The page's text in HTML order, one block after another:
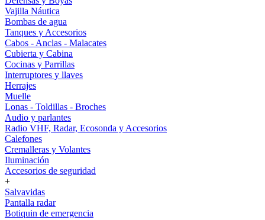
Vajilla Náutica
Bombas de agua
Tanques y Accesorios
Cabos - Anclas - Malacates
Cubierta y Cabina
Cocinas y Parrillas
Interruptores y llaves
Herrajes
Muelle
Lonas - Toldillas - Broches
Audio y parlantes
Radio VHF, Radar, Ecosonda y Accesorios
Calefones
Cremalleras y Volantes
Iluminación
Accesorios de seguridad
+
Salvavidas
Pantalla radar
Botiquin de emergencia